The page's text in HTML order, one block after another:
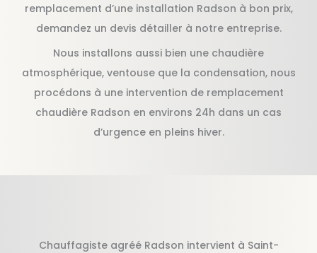
remplacement d’une installation Radson à bon prix,
demandez un devis détailler à notre entreprise.
Nous installons aussi bien une chaudière
atmosphérique, ventouse que la condensation, nous
procédons à une intervention de remplacement
chaudière Radson en environs 24h dans un cas
d’urgence en pleins hiver.
Chauffagiste agréé Radson intervient à Saint-